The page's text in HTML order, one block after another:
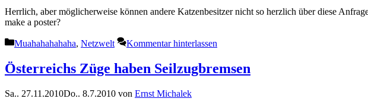
Herrlich, aber möglicherweise können andere Katzenbesitzer nicht so herzlich über diese
make a poster?
Kategorien
Muahahahahaha, Netzwelt Kommentar hinterlassen
Österreichs Züge haben Seilzugbremsen
Sa.. 27.11.2010Do.. 8.7.2010 von Ernst Michalek